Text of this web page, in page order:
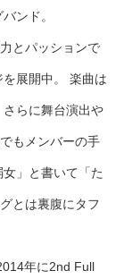
バンド。
とパッションで
展開中。 楽曲は
らに舞台演出や
もメンバーの手
」と書いて「た
とは裏腹にタフ
年に2nd Full